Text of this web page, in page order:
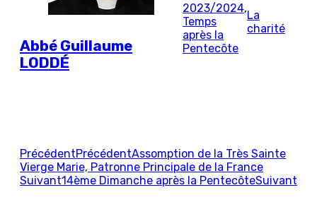
Abbé Guillaume
LODDÉ
2023/2024,
Temps
après la
Pentecôte
La
charité
PrécédentPrécédentAssomption de la Très Sainte
Vierge Marie, Patronne Principale de la France
Suivant14ème Dimanche après la PentecôteSuivant